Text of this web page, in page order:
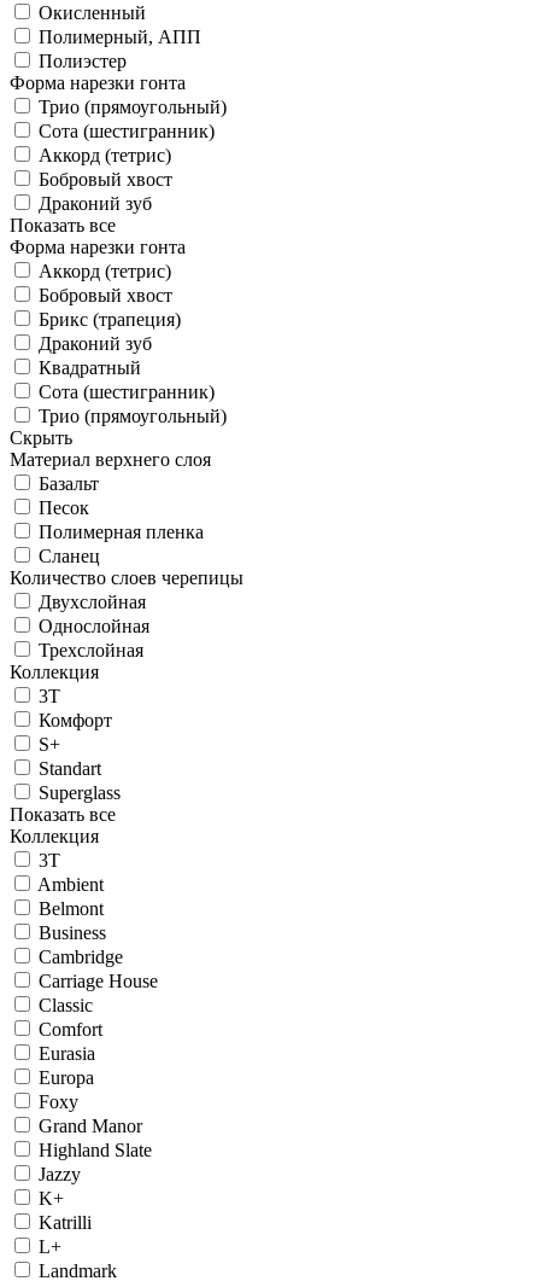
Окисленный
Полимерный, АПП
Полиэстер
Форма нарезки гонта
Трио (прямоугольный)
Сота (шестигранник)
Аккорд (тетрис)
Бобровый хвост
Драконий зуб
Показать все
Форма нарезки гонта
Аккорд (тетрис)
Бобровый хвост
Брикс (трапеция)
Драконий зуб
Квадратный
Сота (шестигранник)
Трио (прямоугольный)
Скрыть
Материал верхнего слоя
Базальт
Песок
Полимерная пленка
Сланец
Количество слоев черепицы
Двухслойная
Однослойная
Трехслойная
Коллекция
3T
Комфорт
S+
Standart
Superglass
Показать все
Коллекция
3T
Ambient
Belmont
Business
Cambridge
Carriage House
Classic
Comfort
Eurasia
Europa
Foxy
Grand Manor
Highland Slate
Jazzy
K+
Katrilli
L+
Landmark